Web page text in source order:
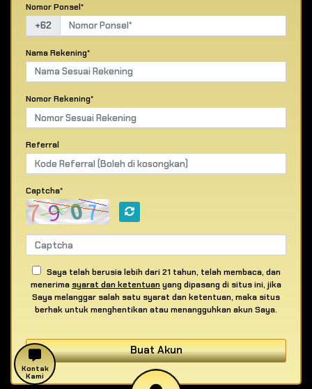
Nomor Ponsel*
+62
Nama Rekening*
Nomor Rekening*
Referral
Captcha*
Saya telah berusia lebih dari 21 tahun, telah membaca, dan
menerima syarat dan ketentuan yang dipasang di situs ini, jika
Saya melanggar salah satu syarat dan ketentuan, maka situs
berhak untuk menghentikan atau menangguhkan akun Saya.
Buat Akun
Kontak
Kami